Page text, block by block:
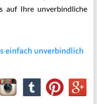
auf Ihre unverbindliche